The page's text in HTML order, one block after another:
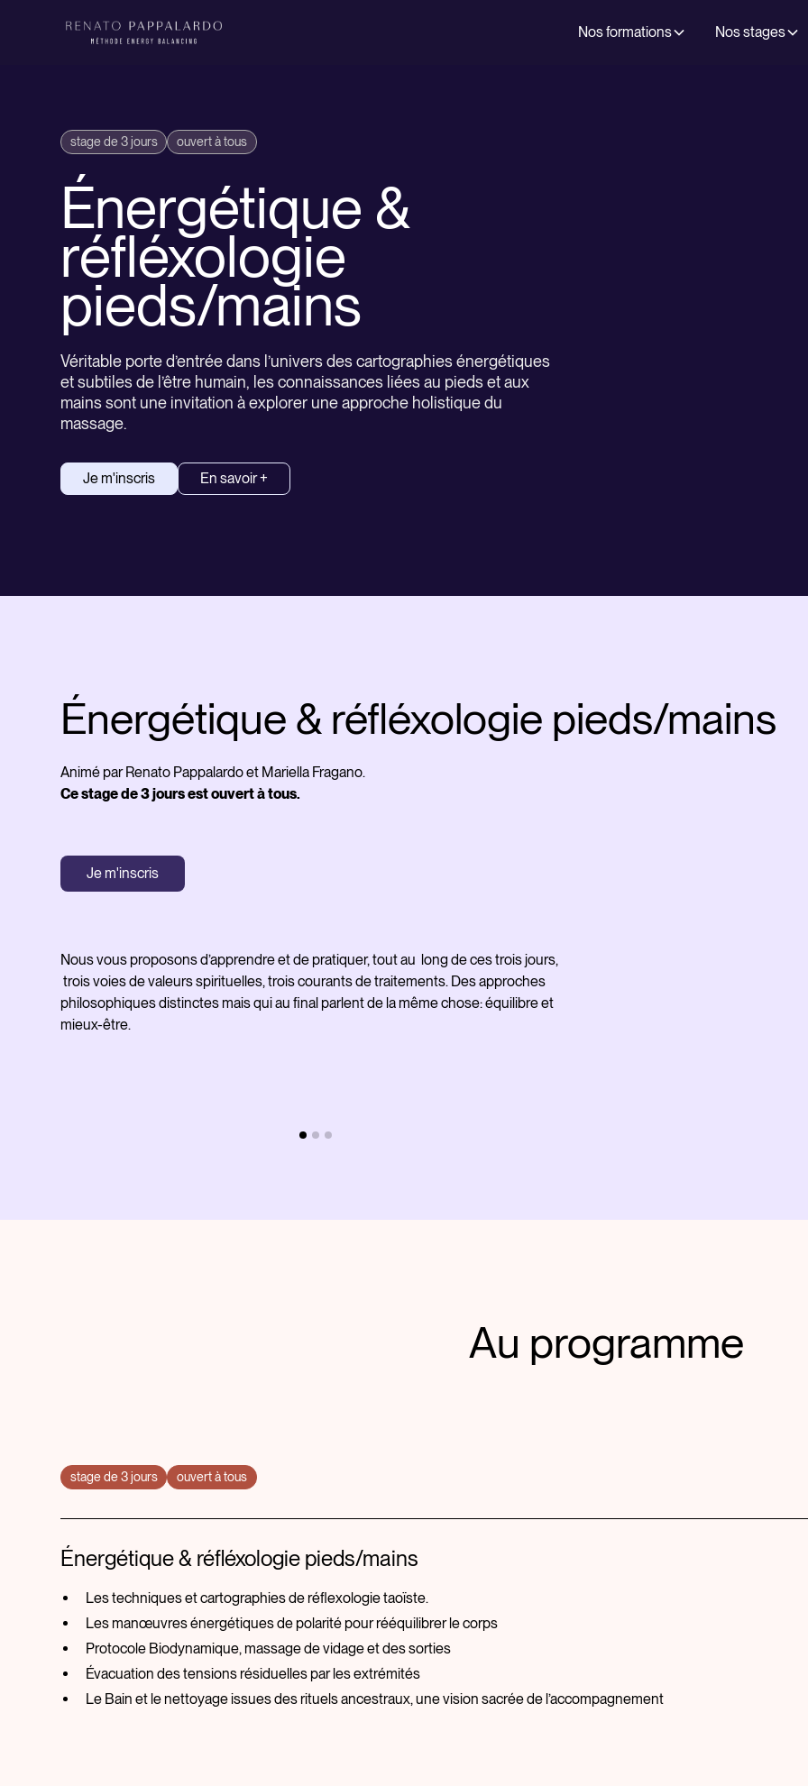
Nos formations Nos stages
stage de 3 jours ouvert à tous
Énergétique &
réfléxologie
pieds/mains
Véritable porte d’entrée dans l’univers des cartographies énergétiques
et subtiles de l’être humain, les connaissances liées au pieds et aux
mains sont une invitation à explorer une approche holistique du
massage.
Je m'inscris En savoir +
Énergétique & réfléxologie pieds/mains
Animé par Renato Pappalardo et Mariella Fragano.
Ce stage de 3 jours est ouvert à tous.
Je m'inscris
Nous vous proposons d’apprendre et de pratiquer, tout au long de ces trois jours,
trois voies de valeurs spirituelles, trois courants de traitements. Des approches
philosophiques distinctes mais qui au final parlent de la même chose: équilibre et
mieux-être.
Le programme du stage prend ses
Au programme
stage de 3 jours ouvert à tous
Énergétique & réfléxologie pieds/mains
Les techniques et cartographies de réflexologie taoïste.
Les manœuvres énergétiques de polarité pour rééquilibrer le corps
Protocole Biodynamique, massage de vidage et des sorties
Évacuation des tensions résiduelles par les extrémités
Le Bain et le nettoyage issues des rituels ancestraux, une vision sacrée de l’accompagnement